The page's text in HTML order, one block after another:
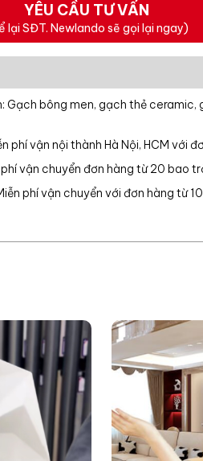
YÊU CẦU TƯ VẤN
lại SĐT. Newlando sẽ gọi lại ngay)
Gạch bông men, gạch thẻ ceramic,
phí vận nội thành Hà Nội, HCM với
vận chuyển đơn hàng từ 20 bao
phí vận chuyển với đơn hàng từ